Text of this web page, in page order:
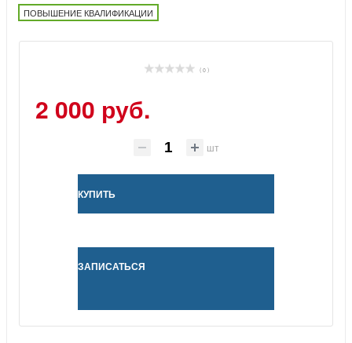
ПОВЫШЕНИЕ КВАЛИФИКАЦИИ
( 0 )
2 000 руб.
шт
КУПИТЬ
ЗАПИСАТЬСЯ